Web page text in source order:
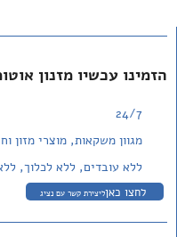
הזמינו עכשיו מזנון
24/7
מגוון משקאות, מוצרי מזון
ללא עובדים, ללא לכלוך,
לחצו כאןליצירת קשר עם נציג